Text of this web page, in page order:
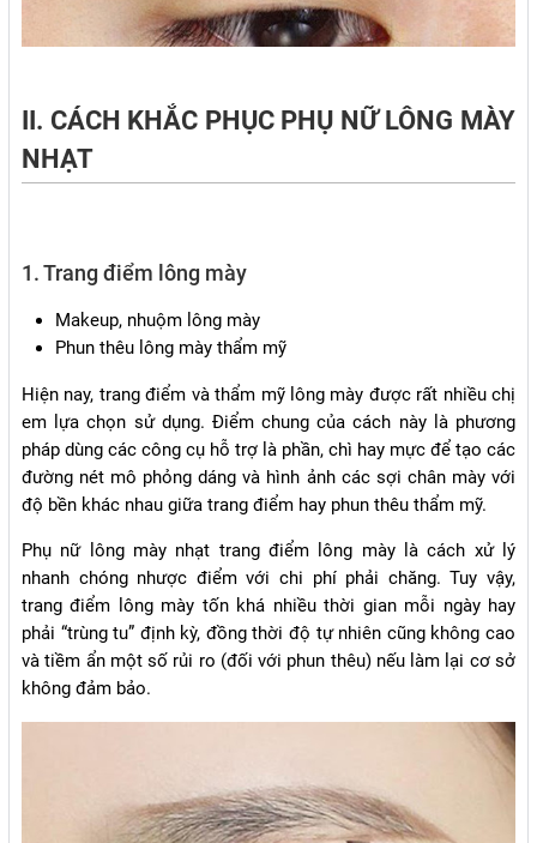
II. CÁCH KHẮC PHỤC PHỤ NỮ LÔNG MÀY
NHẠT
1. Trang điểm lông mày
Makeup, nhuộm lông mày
Phun thêu lông mày thẩm mỹ
Hiện nay, trang điểm và thẩm mỹ lông mày được rất nhiều chị
em lựa chọn sử dụng. Điểm chung của cách này là phương
pháp dùng các công cụ hỗ trợ là phần, chì hay mực để tạo các
đường nét mô phỏng dáng và hình ảnh các sợi chân mày với
độ bền khác nhau giữa trang điểm hay phun thêu thẩm mỹ.
Phụ nữ lông mày nhạt trang điểm lông mày là cách xử lý
nhanh chóng nhược điểm với chi phí phải chăng. Tuy vậy,
trang điểm lông mày tốn khá nhiều thời gian mỗi ngày hay
phải “trùng tu” định kỳ, đồng thời độ tự nhiên cũng không cao
và tiềm ẩn một số rủi ro (đối với phun thêu) nếu làm lại cơ sở
không đảm bảo.